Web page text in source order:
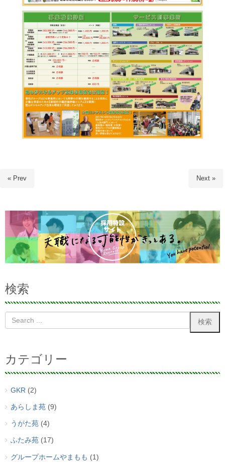
« Prev Next »
検索
カテゴリー
GKR (2)
あらしま苑 (9)
うがた苑 (4)
ふたみ苑 (17)
グループホームやまもも (1)